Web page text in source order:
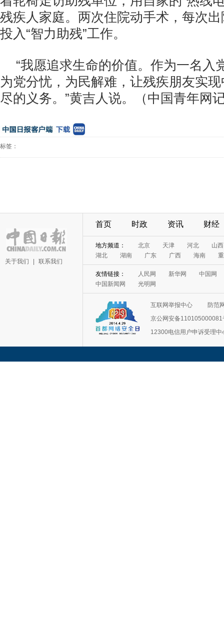
残疾人家庭。两次住院动手术，每次
投入“智力助残”工作。
“我愿追求生命的价值。作为一名入
为党分忧，为民解难，让残疾朋友实
尽的义务。”黄吉人说。（中国青年
标签：
关于我们 联系我们
首页 时政 资讯 财经
地方频道： 北京 天津 河北
山西
湖北
湖南 广东 广西 海南
友情链接： 人民网 新华网
中国网
中国新闻网
光明网
互联网举报中心
防范
京公网安备110105000081
12300电信用户申诉受理中